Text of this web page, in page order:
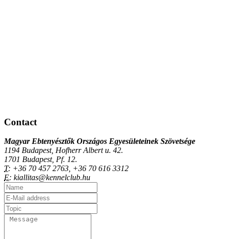
Contact
Magyar Ebtenyésztők Országos Egyesületeinek Szövetsége
1194 Budapest, Hofherr Albert u. 42.
1701 Budapest, Pf. 12.
T: +36 70 457 2763, +36 70 616 3312
E: kiallitas@kennelclub.hu